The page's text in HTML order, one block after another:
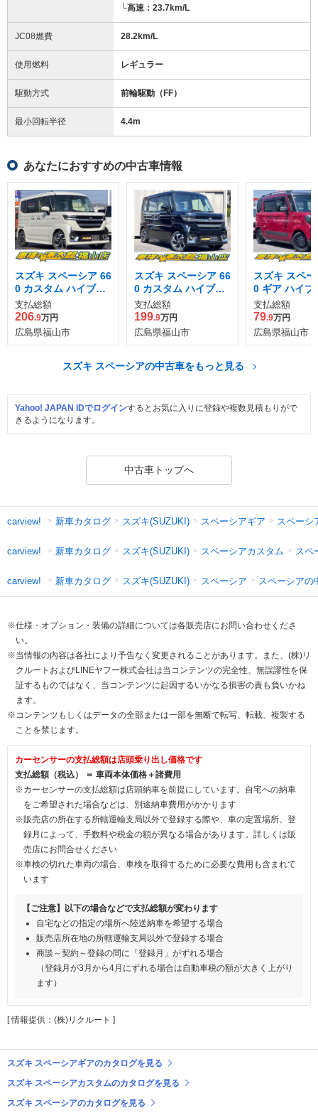
└高速：23.7km/L
JC08燃費 28.2km/L
使用燃料 レギュラー
駆動方式 前輪駆動（FF）
最小回転半径 4.4m
あなたにおすすめの中古車情報
スズキ スペーシア 66
0 カスタム ハイブリ
ッド XSターボ
支払総額
206.9万円
広島県福山市
スズキ スペーシア 66
0 カスタム ハイブリ
ッド XS
支払総額
199.9万円
広島県福山市
スズキ スペ
0 ギア ハイブ
XZ
支払総額
79.9万円
広島県福山市
スズキ スペーシアの中古車をもっと見る
Yahoo! JAPAN IDでログインするとお気に入りに登録や複数見積もりがで
きるようになります。
中古車トップへ
carview! 新車カタログ スズキ(SUZUKI) スペーシアギア スペーシ
carview! 新車カタログ スズキ(SUZUKI) スペーシアカスタム スペ
carview! 新車カタログ スズキ(SUZUKI) スペーシア スペーシアの
※仕様・オプション・装備の詳細については各販売店にお問い合わせくださ
い。
※当情報の内容は各社により予告なく変更されることがあります。また、(株)リ
クルートおよびLINEヤフー株式会社は当コンテンツの完全性、無誤謬性を保
証するものではなく、当コンテンツに起因するいかなる損害の責も負いかね
ます。
※コンテンツもしくはデータの全部または一部を無断で転写、転載、複製する
ことを禁じます。
カーセンサーの支払総額は店頭乗り出し価格です
支払総額（税込） ＝ 車両本体価格＋諸費用
※カーセンサーの支払総額は店頭納車を前提にしています。自宅への納車
をご希望された場合などは、別途納車費用がかかります
※販売店の所在する所轄運輸支局以外で登録する際や、車の定置場所、登
録月によって、手数料や税金の額が異なる場合があります。詳しくは販
売店にお問合せください
※車検の切れた車両の場合、車検を取得するために必要な費用も含まれて
います
【ご注意】以下の場合などで支払総額が変わります
自宅などの指定の場所へ陸送納車を希望する場合
販売店所在地の所轄運輸支局以外で登録する場合
商談～契約～登録の間に「登録月」がずれる場合
（登録月が3月から4月にずれる場合は自動車税の額が大きく上がり
ます）
[ 情報提供：(株)リクルート ]
スズキ スペーシアギアのカタログを見る
スズキ スペーシアカスタムのカタログを見る
スズキ スペーシアのカタログを見る